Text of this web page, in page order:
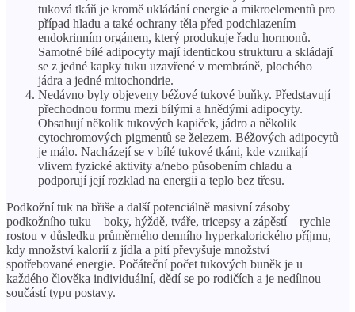
tuková tkáň je kromě ukládání energie a mikroelementů pro
případ hladu a také ochrany těla před podchlazením
endokrinním orgánem, který produkuje řadu hormonů.
Samotné bílé adipocyty mají identickou strukturu a skládají
se z jedné kapky tuku uzavřené v membráně, plochého
jádra a jedné mitochondrie.
Nedávno byly objeveny béžové tukové buňky. Představují
přechodnou formu mezi bílými a hnědými adipocyty.
Obsahují několik tukových kapiček, jádro a několik
cytochromových pigmentů se železem. Béžových adipocytů
je málo. Nacházejí se v bílé tukové tkáni, kde vznikají
vlivem fyzické aktivity a/nebo působením chladu a
podporují její rozklad na energii a teplo bez třesu.
Podkožní tuk na břiše a další potenciálně masivní zásoby
podkožního tuku – boky, hýždě, tváře, tricepsy a zápěstí – rychle
rostou v důsledku průměrného denního hyperkalorického příjmu,
kdy množství kalorií z jídla a pití převyšuje množství
spotřebované energie. Počáteční počet tukových buněk je u
každého člověka individuální, dědí se po rodičích a je nedílnou
součástí typu postavy.